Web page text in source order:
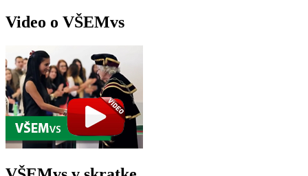
Video o VŠEMvs